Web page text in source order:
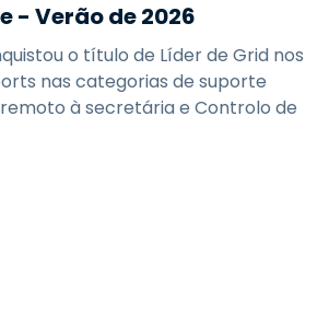
- Verão de 2026
o título de Líder de Grid nos
nas categorias de suporte
à secretária e Controlo de